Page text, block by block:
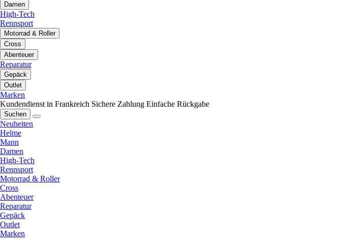
Damen
High-Tech
Rennsport
Motorrad & Roller
Cross
Abenteuer
Reparatur
Gepäck
Outlet
Marken
Kundendienst in Frankreich Sichere Zahlung Einfache Rückgabe
Suchen
Neuheiten
Helme
Mann
Damen
High-Tech
Rennsport
Motorrad & Roller
Cross
Abenteuer
Reparatur
Gepäck
Outlet
Marken